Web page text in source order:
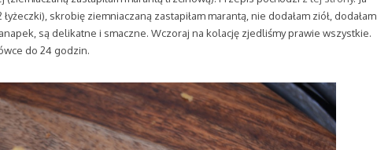
skrobię ziemniaczaną zastapiłam marantą, nie dodałam ziół, dodałam
są delikatne i smaczne. Wczoraj na kolację zjedliśmy prawie wszystkie.
do 24 godzin.